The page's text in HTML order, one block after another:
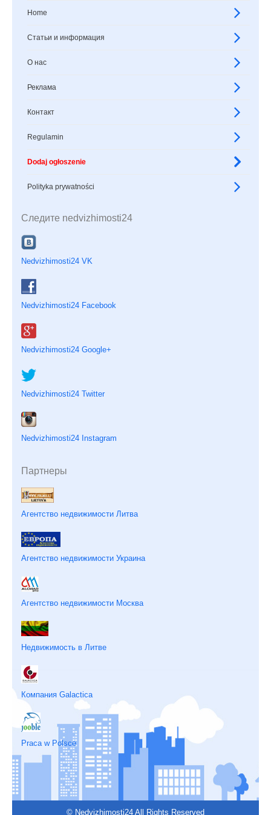
Home
Статьи и информация
О нас
Реклама
Контакт
Regulamin
Dodaj ogłoszenie
Polityka prywatności
Следите nedvizhimosti24
Nedvizhimosti24 VK
Nedvizhimosti24 Facebook
Nedvizhimosti24 Google+
Nedvizhimosti24 Twitter
Nedvizhimosti24 Instagram
Партнеры
Агентство недвижимости Литва
Агентство недвижимости Украина
Агентство недвижимости Москва
Недвижимость в Литве
Компания Galactica
Praca w Polsce
© Nedvizhimosti24 All Rights Reserved